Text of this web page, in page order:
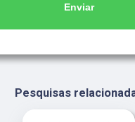
Enviar
Pesquisas